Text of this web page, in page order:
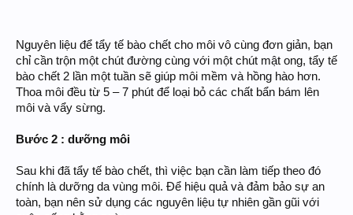
Nguyên liệu để tẩy tế bào chết cho môi vô cùng đơn giản, bạn
chỉ cần trộn một chút đường cùng với một chút mật ong, tẩy tế
bào chết 2 lần một tuần sẽ giúp môi mềm và hồng hào hơn.
Thoa môi đều từ 5 – 7 phút để loại bỏ các chất bẩn bám lên
môi và vẩy sừng.
Bước 2 : dưỡng môi
Sau khi đã tẩy tế bào chết, thì việc bạn cần làm tiếp theo đó
chính là dưỡng da vùng môi. Để hiệu quả và đảm bảo sự an
toàn, bạn nên sử dụng các nguyên liệu tự nhiên gần gũi với